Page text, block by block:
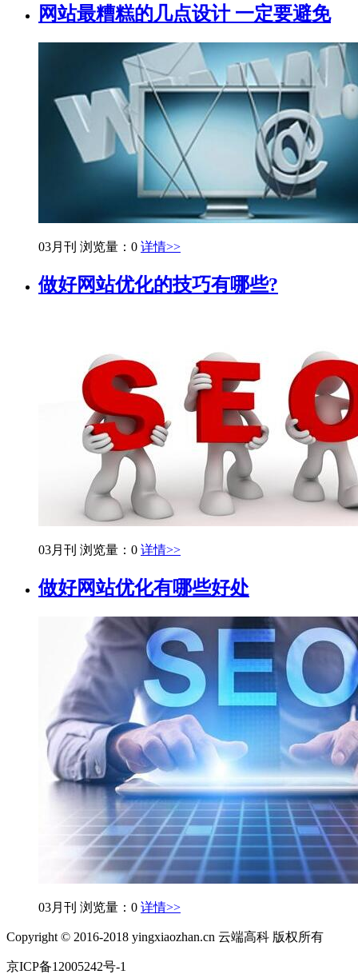
网站最糟糕的几点设计 一定要避免
03月刊 浏览量：0 详情>>
做好网站优化的技巧有哪些?
03月刊 浏览量：0 详情>>
做好网站优化有哪些好处
03月刊 浏览量：0 详情>>
Copyright © 2016-2018 yingxiaozhan.cn 云端高科 版权所有
京ICP备12005242号-1